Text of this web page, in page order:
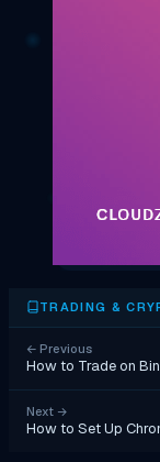
TRADING &
← Previous
How to Trade on
Next →
How to Set Up